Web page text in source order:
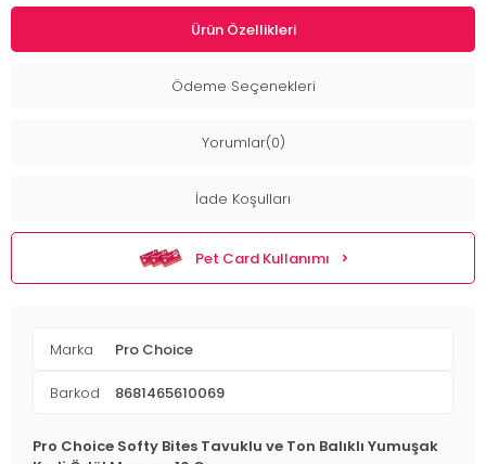
Ürün Özellikleri
Ödeme Seçenekleri
Yorumlar(0)
İade Koşulları
Pet Card Kullanımı
Marka Pro Choice
Barkod 8681465610069
Pro Choice Softy Bites Tavuklu ve Ton Balıklı Yumuşak